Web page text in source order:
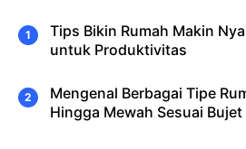
Tips Bikin Rumah Makin
untuk Produktivitas
Mengenal Berbagai Tipe
Hingga Mewah Sesuai Bujet